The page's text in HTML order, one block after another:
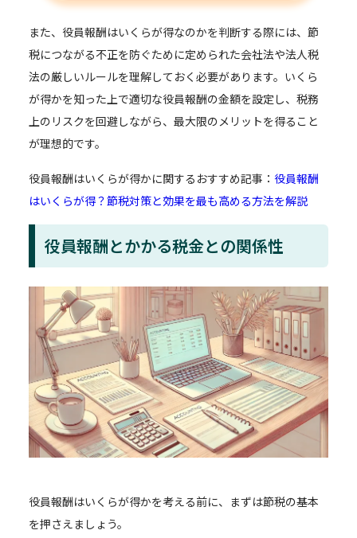
また、役員報酬はいくらが得なのかを判断する際には、節
税につながる不正を防ぐために定められた会社法や法人税
法の厳しいルールを理解しておく必要があります。いくら
が得かを知った上で適切な役員報酬の金額を設定し、税務
上のリスクを回避しながら、最大限のメリットを得ること
が理想的です。
役員報酬はいくらが得かに関するおすすめ記事： 役員報酬
はいくらが得？節税対策と効果を最も高める方法を解説
役員報酬とかかる税金との関係性
役員報酬はいくらが得かを考える前に、まずは節税の基本
を押さえましょう。